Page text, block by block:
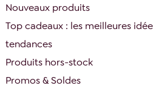
Nouveaux produits
Top cadeaux : les meilleures
tendances
Produits hors-stock
Promos & Soldes